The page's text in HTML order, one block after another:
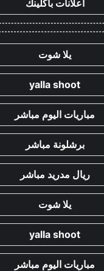
اعلانات باكلينك
يلا شوت
yalla shoot
مباريات اليوم مباشر
برشلونة مباشر
ريال مدريد مباشر
يلا شوت
yalla shoot
مباريات اليوم مباشر